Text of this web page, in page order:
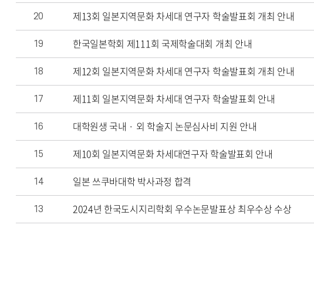
20 제13회 일본지역문화 차세대 연구자 학술발표회 개최 안내
19 한국일본학회 제111회 국제학술대회 개최 안내
18 제12회 일본지역문화 차세대 연구자 학술발표회 개최 안내
17 제11회 일본지역문화 차세대 연구자 학술발표회 안내
16 대학원생 국내 · 외 학술지 논문심사비 지원 안내
15 제10회 일본지역문화 차세대연구자 학술발표회 안내
14 일본 쓰쿠바대학 박사과정 합격
13 2024년 한국도시지리학회 우수논문발표상 최우수상 수상